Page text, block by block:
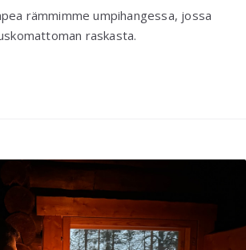
rämmimme umpihangessa, jossa
raskasta.